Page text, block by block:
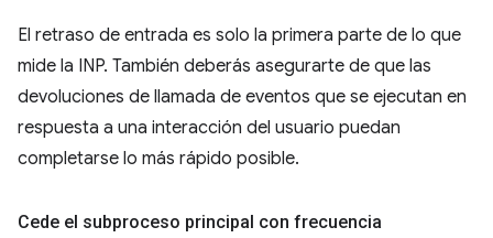
El retraso de entrada es solo la primera parte de lo que
mide la INP. También deberás asegurarte de que las
devoluciones de llamada de eventos que se ejecutan en
respuesta a una interacción del usuario puedan
completarse lo más rápido posible.
Cede el subproceso principal con frecuencia